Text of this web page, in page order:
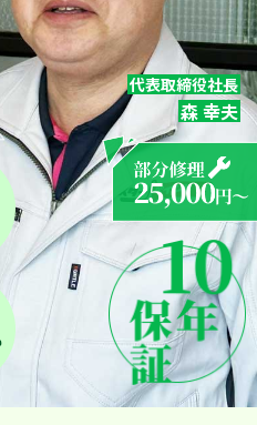
代表取締役社長
森 幸夫